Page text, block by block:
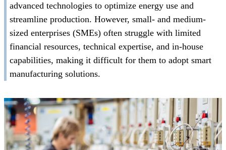
advanced technologies to optimize energy use and
streamline production. However, small- and medium-
sized enterprises (SMEs) often struggle with limited
financial resources, technical expertise, and in-house
capabilities, making it difficult for them to adopt smart
manufacturing solutions.